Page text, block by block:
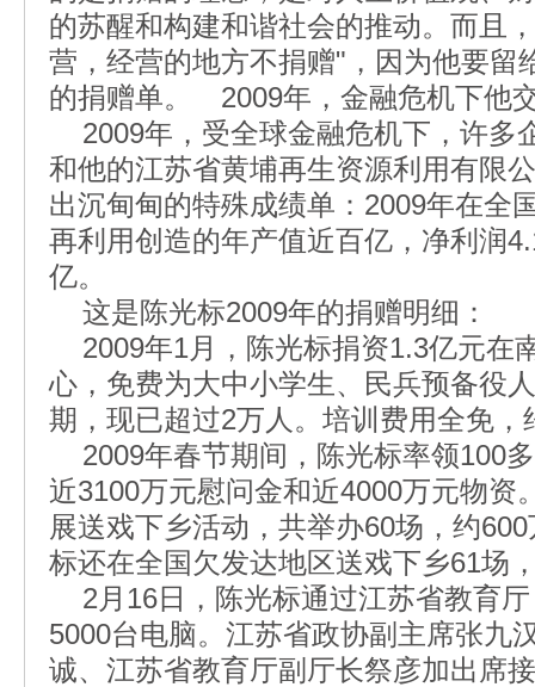
的苏醒和构建和谐社会的推动。而且
营，经营的地方不捐赠"，因为他要留
的捐赠单。 2009年，金融危机下他
2009年，受全球金融危机下，许多
和他的江苏省黄埔再生资源利用有限
出沉甸甸的特殊成绩单：2009年在全
再利用创造的年产值近百亿，净利润
亿。
这是陈光标2009年的捐赠明细：
2009年1月，陈光标捐资1.3亿元在
心，免费为大中小学生、民兵预备役
期，现已超过2万人。培训费用全免，
2009年春节期间，陈光标率领100
近3100万元慰问金和近4000万元物资
展送戏下乡活动，共举办60场，约
标还在全国欠发达地区送戏下乡61场
2月16日，陈光标通过江苏省教育
5000台电脑。江苏省政协副主席张九
诚、江苏省教育厅副厅长祭彦加出席